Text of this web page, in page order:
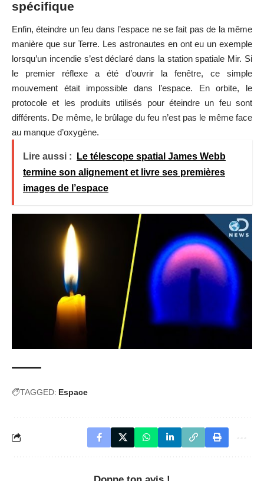
spécifique
Enfin, éteindre un feu dans l’espace ne se fait pas de la même
manière que sur Terre. Les astronautes en ont eu un exemple
lorsqu’un incendie s’est déclaré dans la station spatiale Mir. Si
le premier réflexe a été d’ouvrir la fenêtre, ce simple
mouvement était impossible dans l’espace. En orbite, le
protocole et les produits utilisés pour éteindre un feu sont
différents. De même, le brûlage du feu n’est pas le même face
au manque d’oxygène.
Lire aussi :
Le télescope spatial James Webb
termine son alignement et livre ses premières
images de l’espace
TAGGED: Espace